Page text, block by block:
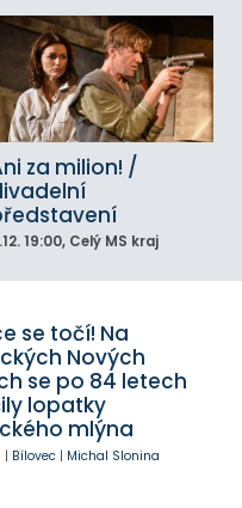
za milion! /
19:00, Celý MS kraj
se točí! Na
Nových
se po 84 letech
lopatky
mlýna
| Bílovec| Michal Slonina